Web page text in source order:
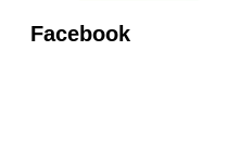
Facebook